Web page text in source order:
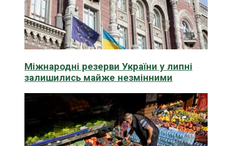
Міжнародні резерви України у липні
залишились майже незмінними